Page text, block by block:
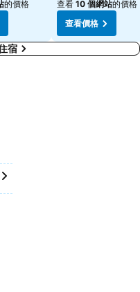
的價格
查看 10 個網站的價格
查看價格
宿